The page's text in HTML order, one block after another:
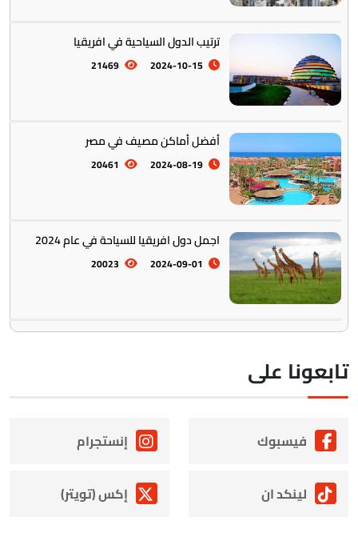
ترتيب الدول السياحية في افريقيا
2024-10-15
21469
أفضل أماكن مصيف في مصر
2024-08-19
20461
اجمل دول افريقيا للسياحة في عام 2024
2024-09-01
20023
على
فيسبوك إنستجرام
لينكد ان إكس (تويتر)